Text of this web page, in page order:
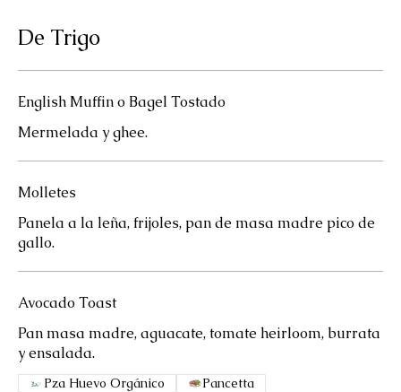
De Trigo
English Muffin o Bagel Tostado
Mermelada y ghee.
Molletes
Panela a la leña, frijoles, pan de masa madre pico de
gallo.
Avocado Toast
Pan masa madre, aguacate, tomate heirloom, burrata
Pza Huevo Orgánico Pancetta